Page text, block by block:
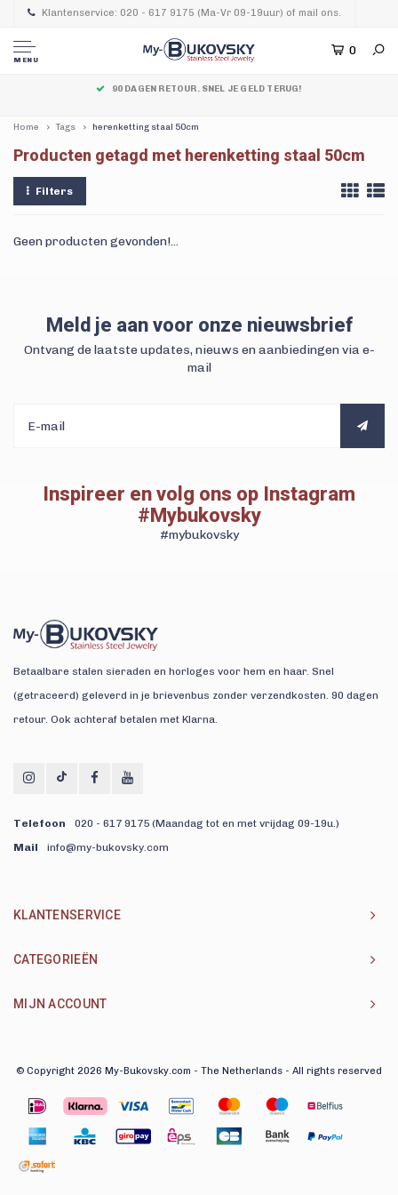
Klantenservice: 020 - 617 9175 (Ma-Vr 09-19uur) of mail ons.
MENU
0
90 DAGEN RETOUR. SNEL JE GELD TERUG!
Home Tags herenketting staal 50cm
Producten getagd met herenketting staal 50cm
Filters
Geen producten gevonden!...
Meld je aan voor onze nieuwsbrief
Ontvang de laatste updates, nieuws en aanbiedingen via e-
mail
Inspireer en volg ons op Instagram
#Mybukovsky
#mybukovsky
Betaalbare stalen sieraden en horloges voor hem en haar. Snel
(getraceerd) geleverd in je brievenbus zonder verzendkosten. 90 dagen
retour. Ook achteraf betalen met Klarna.
Telefoon
020 - 617 9175 (Maandag tot en met vrijdag 09-19u.)
Mail
info@my-bukovsky.com
KLANTENSERVICE
CATEGORIEËN
MIJN ACCOUNT
© Copyright 2026 My-Bukovsky.com - The Netherlands - All rights reserved